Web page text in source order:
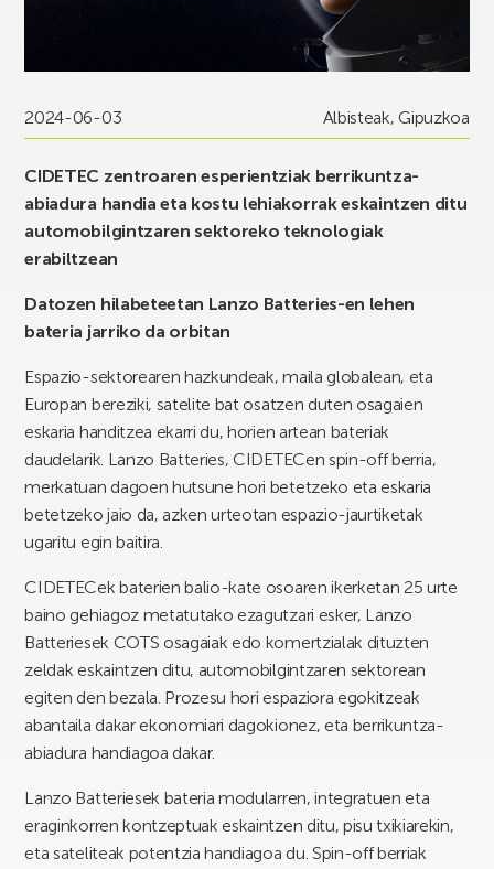
2024-06-03 Albisteak,Gipuzkoa
CIDETEC zentroaren esperientziak berrikuntza-
abiadura handia eta kostu lehiakorrak eskaintzen ditu
automobilgintzaren sektoreko teknologiak
erabiltzean
Datozen hilabeteetan Lanzo Batteries-en lehen
bateria jarriko da orbitan
Espazio-sektorearen hazkundeak, maila globalean, eta
Europan bereziki, satelite bat osatzen duten osagaien
eskaria handitzea ekarri du, horien artean bateriak
daudelarik. Lanzo Batteries, CIDETECen spin-off berria,
merkatuan dagoen hutsune hori betetzeko eta eskaria
betetzeko jaio da, azken urteotan espazio-jaurtiketak
ugaritu egin baitira.
CIDETECek baterien balio-kate osoaren ikerketan 25 urte
baino gehiagoz metatutako ezagutzari esker, Lanzo
Batteriesek COTS osagaiak edo komertzialak dituzten
zeldak eskaintzen ditu, automobilgintzaren sektorean
egiten den bezala. Prozesu hori espaziora egokitzeak
abantaila dakar ekonomiari dagokionez, eta berrikuntza-
abiadura handiagoa dakar.
Lanzo Batteriesek bateria modularren, integratuen eta
eraginkorren kontzeptuak eskaintzen ditu, pisu txikiarekin,
eta sateliteak potentzia handiagoa du. Spin-off berriak